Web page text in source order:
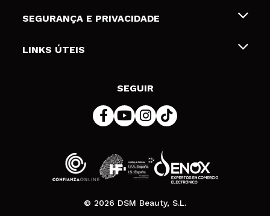
Gift Cards
Envios e Devoluções
Formas de pagamento
SEGURANÇA E PRIVACIDADE
Termos e Privacidade
LINKS ÚTEIS
SEGUIR
© 2026 DSM Beauty, S.L.